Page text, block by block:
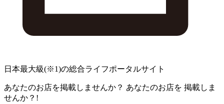
日本最大級(※1)の総合ライフポータルサイト
あなたのお店を掲載しませんか？ あなたのお店を 掲載しま
せんか？!